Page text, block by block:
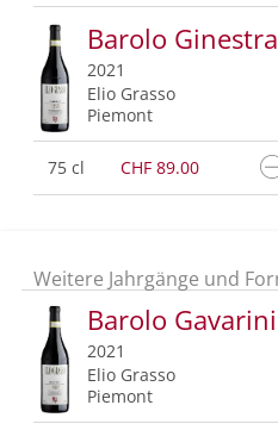
Barolo
2021
Elio Grasso
Piemont
75 cl CHF 89.00
Weitere Jahrgänge und
Barolo
2021
Elio Grasso
Piemont